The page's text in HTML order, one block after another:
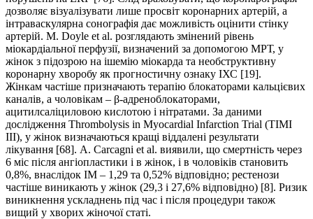
дозволяє візуалізувати лише просвіт коронарних артерій, а
інтраваскулярна сонографія дає можливість оцінити стінку
артерій. M. Doyle et al. розглядають змінений рівень
міокардіальної перфузії, визначений за допомогою МРТ, у
жінок з підозрою на ішемію міокарда та необструктивну
коронарну хворобу як прогностичну ознаку ІХС [19].
Жінкам частіше призначають терапію блокаторами кальцієвих
каналів, а чоловікам – β-адреноблокаторами,
ацитилсаліциловою кислотою і нітратами. За даними
дослідження Thrombolysis in Myocardial Infarction Trial (TIMI
III), у жінок визначаються кращі віддалені результати
лікування [68]. A. Carcagni et al. виявили, що смертність через
6 міс після ангіопластики і в жінок, і в чоловіків становить
0,8%, внаслідок ІМ – 1,29 та 0,52% відповідно; рестенози
частіше виникають у жінок (29,3 і 27,6% відповідно) [8]. Ризик
виникнення ускладнень під час і після процедури також
вищий у хворих жіночої статі.